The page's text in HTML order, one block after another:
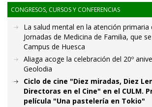
CONGRESOS, CURSOS Y CONFERENCIAS
La salud mental en la atención primaria
Jornadas de Medicina de Familia, que
Campus de Huesca
Aliaga acoge la celebración del 20º
Geolodia
Ciclo de cine "Diez miradas, Diez
Directoras en el Cine" en el CULM.
película "Una pastelería en Tokio"